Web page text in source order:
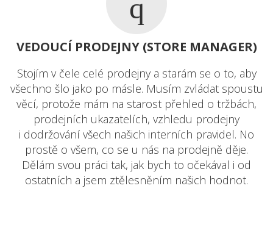
VEDOUCÍ PRODEJNY (STORE MANAGER)
Stojím v čele celé prodejny a starám se o to, aby
všechno šlo jako po másle. Musím zvládat spoustu
věcí, protože mám na starost přehled o tržbách,
prodejních ukazatelích, vzhledu prodejny
i dodržování všech našich interních pravidel. No
prostě o všem, co se u nás na prodejně děje.
Dělám svou práci tak, jak bych to očekával i od
ostatních a jsem ztělesněním našich hodnot.